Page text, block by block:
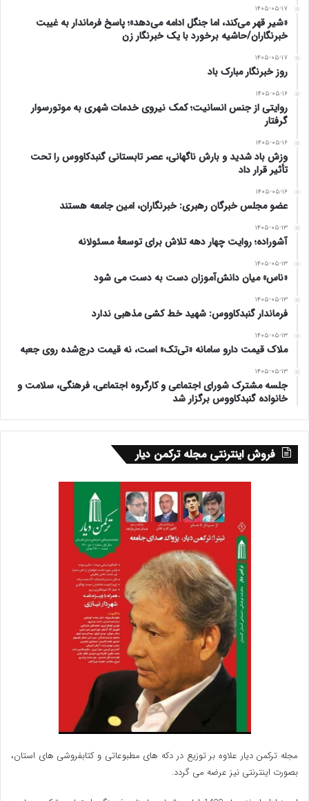
نیازها با تکیه بر توان داخلی است.
در پایان این مراسم همچنین تفاهم نامه پارک علم و فناوری
گلستان با اداره کل میراث فرهنگ، صنایع دستی و گردشگری و
همچنین صندوق کارآفرینی امید امضا شد.
در این مراسم همچنین عملیات عمرانی کارخانه نوآوری
گنبدکاووس به صورت ویدئو کنفرانس افتتاح شد.
فرماندار ویژه گنبد کاووس گفت: عملیات عمرانی فاز اول
بخش خصوصی در بخشی از محوطه دانشگاه گنبدکاووس به
وسعت ۵ هکتار شامل سوله و فضای استارتاپی آغاز شد.
خواهد رسید.
به گفته وی این کارخانه نوآوری در رشته های بیوتکنولوژی
،فناوری اطلاعات و کشاورزی ارگانیک، صنعت سلامت و انرژی
های نو فعالیت خواهد کرد.
۱۴۰۵-۰۵-۱۷
«شیر قهر می‌کند، اما جنگل ادامه می‌دهد»؛ پاسخ فرماندار به غیبت
خبرنگاران/حاشیه برخورد با یک خبرنگار زن
۱۴۰۵-۰۵-۱۷
روز خبرنگار مبارک باد
۱۴۰۵-۰۵-۱۶
روایتی از جنس انسانیت؛ کمک نیروی خدمات شهری به موتورسوار
گرفتار
۱۴۰۵-۰۵-۱۶
وزش باد شدید و بارش ناگهانی، عصر تابستانی گنبدکاووس را تحت
تأثیر قرار داد
۱۴۰۵-۰۵-۱۶
عضو مجلس خبرگان رهبری: خبرنگاران، امین جامعه هستند
۱۴۰۵-۰۵-۱۳
آشوراده؛ روایت چهار دهه تلاش برای توسعهٔ مسئولانه
۱۴۰۵-۰۵-۱۳
«ناس» میان دانش‌آموزان دست به دست می شود
۱۴۰۵-۰۵-۱۳
فرماندار گنبدکاووس: شهید خط کشی مذهبی ندارد
۱۴۰۵-۰۵-۱۳
ملاک قیمت دارو سامانه «تی‌تک» است، نه قیمت درج‌شده روی جعبه
۱۴۰۵-۰۵-۱۳
جلسه مشترک شورای اجتماعی و کارگروه اجتماعی، فرهنگی، سلامت و
خانواده گنبدکاووس برگزار شد
فروش اینترنتی مجله ترکمن دیار
مجله ترکمن دیار علاوه بر توزیع در دکه های مطبوعاتی و کتابفروشی های استان،
بصورت اینترنتی نیز عرضه می گردد.‌